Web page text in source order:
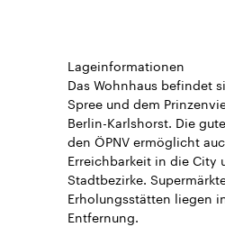
Lageinformationen
Das Wohnhaus befindet
Spree und dem
Berlin-Karlshorst. Die
den ÖPNV ermöglicht
Erreichbarkeit in die City
Stadtbezirke.
Erholungsstätten liegen
Entfernung.